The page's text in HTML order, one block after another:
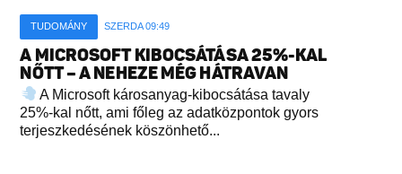
TUDOMÁNY SZERDA 09:49
A MICROSOFT KIBOCSÁTÁSA 25%-KAL
NŐTT – A NEHEZE MÉG HÁTRAVAN
A Microsoft károsanyag-kibocsátása tavaly
25%-kal nőtt, ami főleg az adatközpontok gyors
terjeszkedésének köszönhető...